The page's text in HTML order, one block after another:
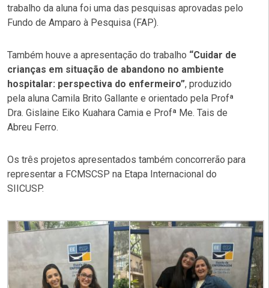
trabalho da aluna foi uma das pesquisas aprovadas pelo
Fundo de Amparo à Pesquisa (FAP).
Também houve a apresentação do trabalho “Cuidar de
crianças em situação de abandono no ambiente
hospitalar: perspectiva do enfermeiro”, produzido
pela aluna Camila Brito Gallante e orientado pela Profª
Dra. Gislaine Eiko Kuahara Camia e Profª Me. Tais de
Abreu Ferro.
Os três projetos apresentados também concorrerão para
representar a FCMSCSP na Etapa Internacional do
SIICUSP.